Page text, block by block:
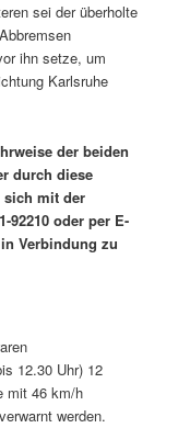
sei der überholte
ihn setze, um
Karlsruhe
der beiden
durch diese
sich mit der
92210 oder per E-
Verbindung zu
12.30 Uhr) 12
mit 46 km/h
werden.